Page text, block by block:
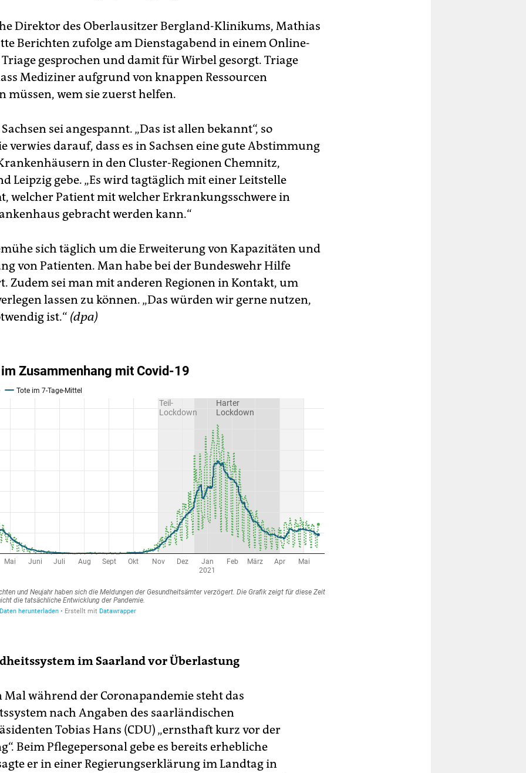
Direktor des Oberlausitzer Bergland-Klinikums, Mathias
Berichten zufolge am Dienstagabend in einem Online-
gesprochen und damit für Wirbel gesorgt. Triage
Mediziner aufgrund von knappen Ressourcen
müssen, wem sie zuerst helfen.
sei angespannt. „Das ist allen bekannt“, so
verwies darauf, dass es in Sachsen eine gute Abstimmung
in den Cluster-Regionen Chemnitz,
Leipzig gebe. „Es wird tagtäglich mit einer Leitstelle
welcher Patient mit welcher Erkrankungsschwere in
gebracht werden kann.“
sich täglich um die Erweiterung von Kapazitäten und
von Patienten. Man habe bei der Bundeswehr Hilfe
Zudem sei man mit anderen Regionen in Kontakt, um
lassen zu können. „Das würden wir gerne nutzen,
ist.“ (dpa)
im Saarland vor Überlastung
Mal während der Coronapandemie steht das
nach Angaben des saarländischen
Tobias Hans (CDU) „ernsthaft kurz vor der
Beim Pflegepersonal gebe es bereits erhebliche
er in einer Regierungserklärung im Landtag in